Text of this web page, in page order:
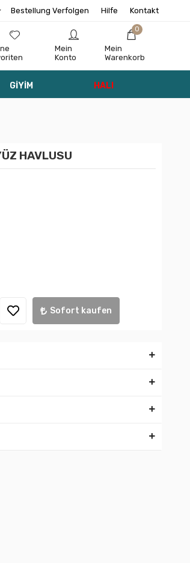
Bestellung Verfolgen Hilfe Kontakt
Mein
Konto
0
Mein
Warenkorb
GİYİM HALI
HAVLUSU
Sofort kaufen